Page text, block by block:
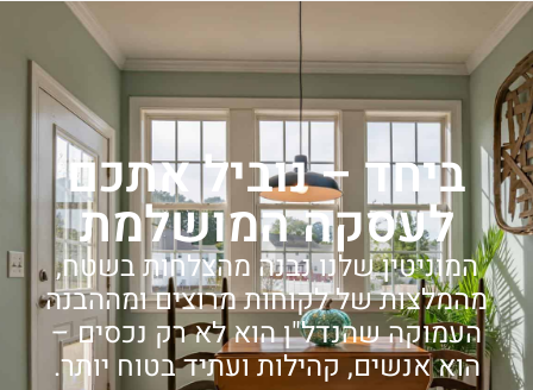
ביחד – נוביל אתכם
לעסקה המושלמת
המוניטין שלנו נבנה מהצלחות בשטח,
מהמלצות של לקוחות מרוצים ומההבנה
העמוקה שהנדל"ן הוא לא רק נכסים –
הוא אנשים, קהילות ועתיד בטוח יותר.